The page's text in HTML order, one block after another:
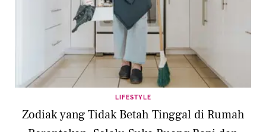
LIFESTYLE
Zodiak yang Tidak Betah Tinggal di Rumah